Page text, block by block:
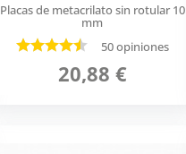
Placas de metacrilato sin rotular 10
mm
50 opiniones
20,88 €